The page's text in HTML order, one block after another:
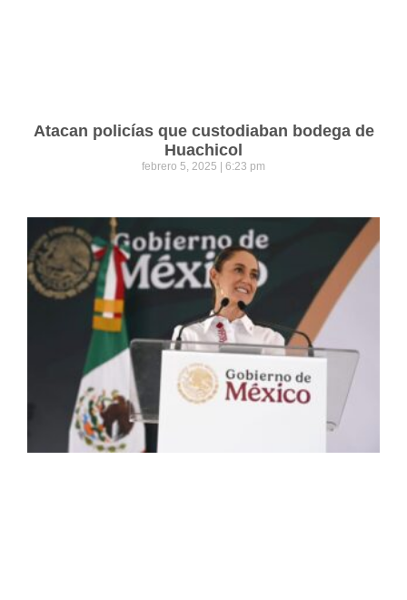
Atacan policías que custodiaban bodega de
Huachicol
febrero 5, 2025 6:23 pm